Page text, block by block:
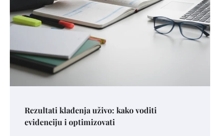
Rezultati klađenja uživo: kako voditi
evidenciju i optimizovati